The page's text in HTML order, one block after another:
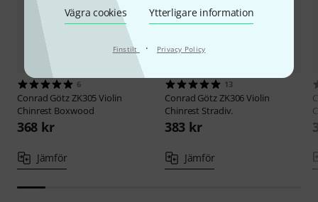
Vägra cookies Ytterligare information
Finstilt · Privacy Policy
6
Conrad GötzZK305 Violin
Chinrest Boxwood
368 kr
Jämför
13
Conrad GötzZK306 Violin
Chinrest Stradiv.
383 kr
Jämför